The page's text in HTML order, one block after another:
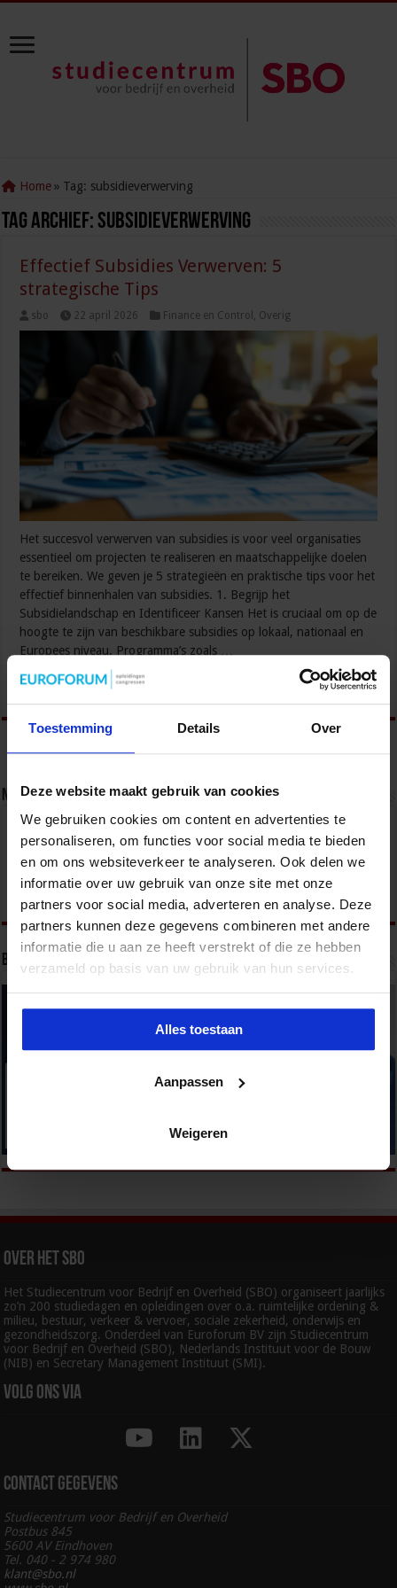
Toestemming Details Over
Deze website maakt gebruik van cookies
We gebruiken cookies om content en advertenties te
personaliseren, om functies voor social media te bieden
en om ons websiteverkeer te analyseren. Ook delen we
informatie over uw gebruik van onze site met onze
partners voor social media, adverteren en analyse. Deze
partners kunnen deze gegevens combineren met andere
informatie die u aan ze heeft verstrekt of die ze hebben
verzameld op basis van uw gebruik van hun services.
Alles toestaan
Aanpassen
Weigeren
Home » Tag: subsidieverwerving
Tag Archief:subsidieverwerving
Effectief Subsidies Verwerven: 5
strategische Tips
sbo 22 april 2026 Finance en Control , Overig
Het succesvol verwerven van subsidies is voor veel organisaties
essentieel om projecten te realiseren en maatschappelijke doelen
te bereiken. We geven je 5 strategieën en praktische tips voor het
effectief binnenhalen van subsidies. 1. Begrijp het
Subsidielandschap en Identificeer Kansen Het is cruciaal om op de
hoogte te zijn van beschikbare subsidies op lokaal, nationaal en
Europees niveau. Programma’s zoals …
Lees verder »
Nieuwsbrief
Bekijk onze opleidingen
Over het SBO
Het Studiecentrum voor Bedrijf en Overheid (SBO) organiseert jaarlijks
zo’n 200 studiedagen en opleidingen over o.a. ruimtelijke ordening &
milieu, bestuur, verkeer & vervoer, sociale zekerheid, onderwijs en
gezondheidszorg. Onderdeel van Euroforum BV zijn Studiecentrum
voor Bedrijf en Overheid (SBO), Nederlands Instituut voor de Bouw
(NIB) en Secretary Management Instituut (SMI).
Volg ons via
Contact gegevens
Studiecentrum voor Bedrijf en Overheid
Postbus 845
5600 AV Eindhoven
Tel. 040 - 2 974 980
klant@sbo.nl